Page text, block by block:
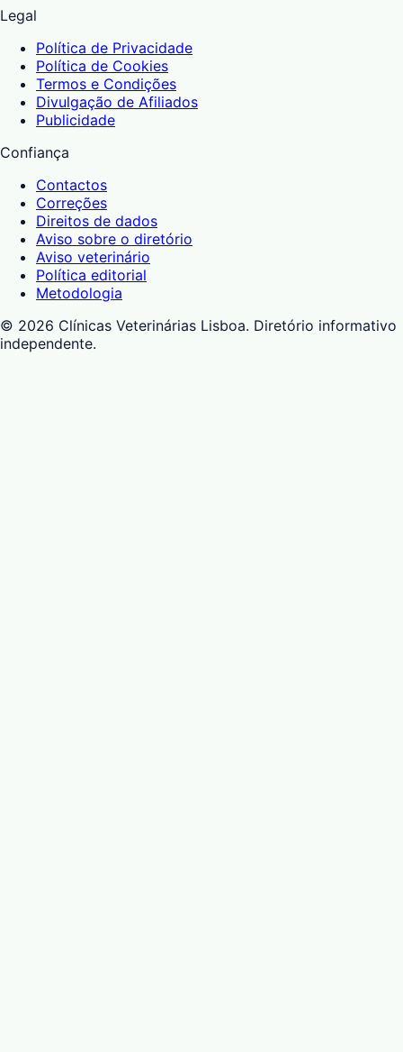
Legal
Política de Privacidade
Política de Cookies
Termos e Condições
Divulgação de Afiliados
Publicidade
Confiança
Contactos
Correções
Direitos de dados
Aviso sobre o diretório
Aviso veterinário
Política editorial
Metodologia
© 2026 Clínicas Veterinárias Lisboa. Diretório informativo
independente.